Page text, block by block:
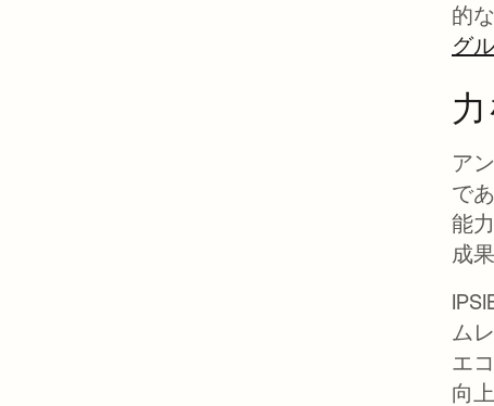
的
グ
ア
で
能
成
ム
エ
向